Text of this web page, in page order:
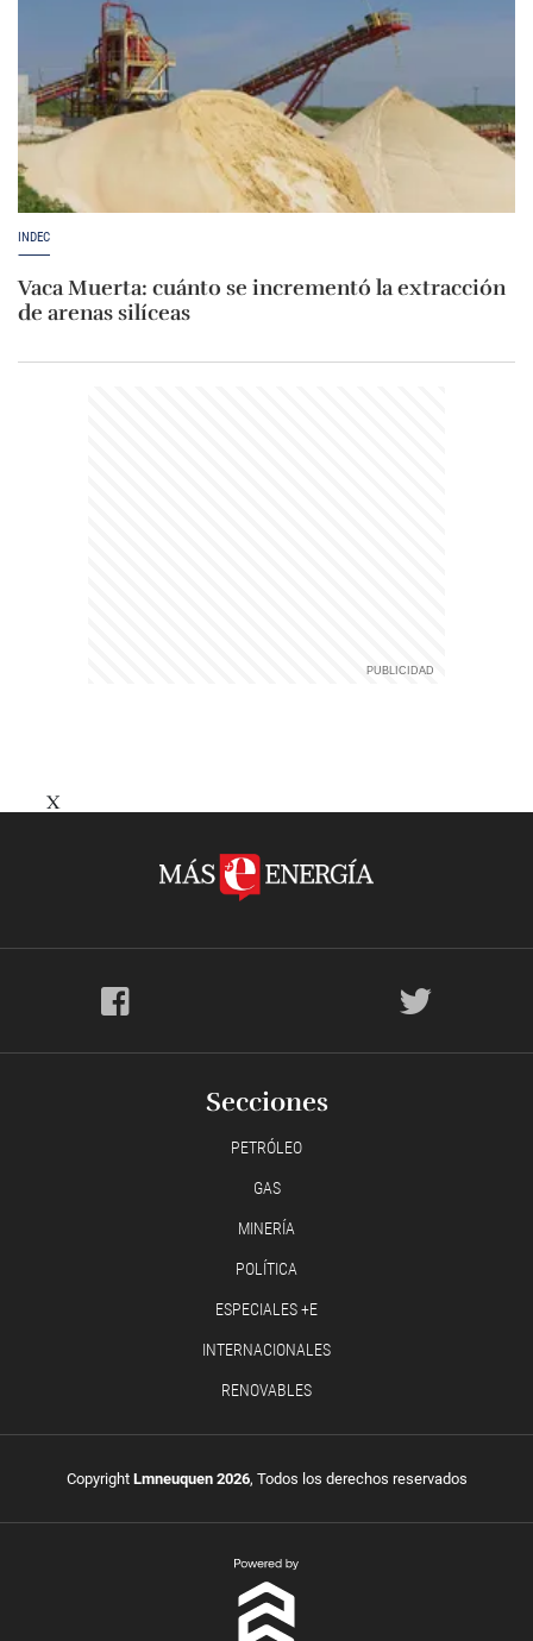
INDEC
Vaca Muerta: cuánto se incrementó la extracción
de arenas silíceas
X
Secciones
PETRÓLEO
GAS
MINERÍA
POLÍTICA
ESPECIALES +E
INTERNACIONALES
RENOVABLES
Copyright Lmneuquen 2026, Todos los derechos reservados